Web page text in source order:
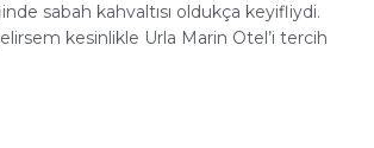
sabah kahvaltısı oldukça keyifliydi.
kesinlikle Urla Marin Otel’i tercih